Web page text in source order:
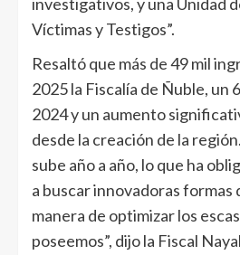
investigativos, y una Unidad
Víctimas y Testigos”.
Resaltó que más de 49 mil
2025 la Fiscalía de Ñuble, un
2024 y un aumento
desde la creación de la
sube año a año, lo que ha
a buscar innovadoras formas
manera de optimizar los
poseemos”, dijo la Fiscal